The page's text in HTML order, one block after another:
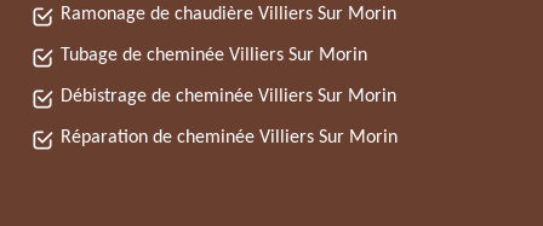
Ramonage de chaudière Villiers Sur Morin
Tubage de cheminée Villiers Sur Morin
Débistrage de cheminée Villiers Sur Morin
Réparation de cheminée Villiers Sur Morin